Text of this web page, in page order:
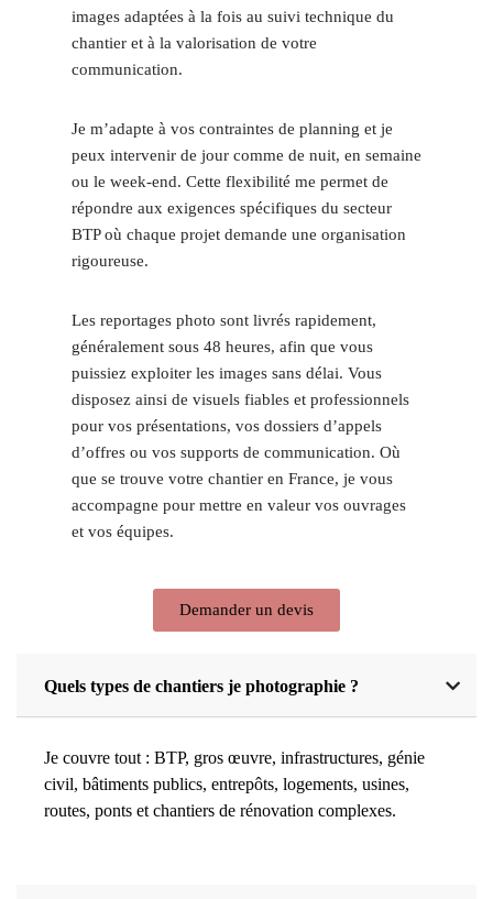
images adaptées à la fois au suivi technique du
chantier et à la valorisation de votre
communication.
Je m’adapte à vos contraintes de planning et je
peux intervenir de jour comme de nuit, en semaine
ou le week-end. Cette flexibilité me permet de
répondre aux exigences spécifiques du secteur
BTP où chaque projet demande une organisation
rigoureuse.
Les reportages photo sont livrés rapidement,
généralement sous 48 heures, afin que vous
puissiez exploiter les images sans délai. Vous
disposez ainsi de visuels fiables et professionnels
pour vos présentations, vos dossiers d’appels
d’offres ou vos supports de communication. Où
que se trouve votre chantier en France, je vous
accompagne pour mettre en valeur vos ouvrages
et vos équipes.
Demander un devis
Quels types de chantiers je photographie ?
Je couvre tout : BTP, gros œuvre, infrastructures, génie
civil, bâtiments publics, entrepôts, logements, usines,
routes, ponts et chantiers de rénovation complexes.